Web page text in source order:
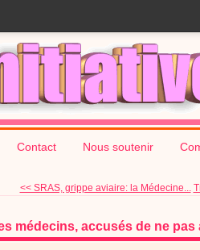
Contact Nous soutenir
<< SRAS, grippe aviaire: la Médecine...
médecins, accusés de ne